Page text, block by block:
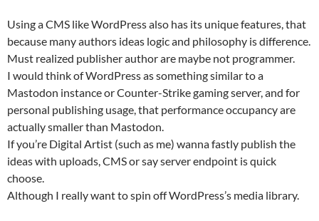
Using a CMS like WordPress also has its unique features, that
because many authors ideas logic and philosophy is difference.
Must realized publisher author are maybe not programmer.
I would think of WordPress as something similar to a
Mastodon instance or Counter-Strike gaming server, and for
personal publishing usage, that performance occupancy are
actually smaller than Mastodon.
If you’re Digital Artist (such as me) wanna fastly publish the
ideas with uploads, CMS or say server endpoint is quick
choose.
Although I really want to spin off WordPress’s media library.